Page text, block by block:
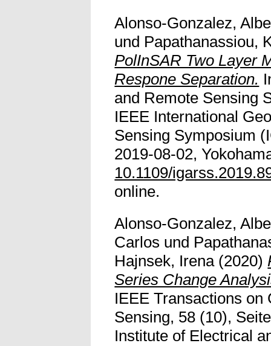
Alonso-Gonzalez,
und Papathanassiou,
PolInSAR Two Layer
Respone Separation.
and Remote Sensing
IEEE International
Sensing Symposium
2019-08-02,
10.1109/
online.
Alonso-Gonzalez,
Carlos und
Hajnsek, Irena(2020)
Series Change
IEEE Transactions on
Sensing, 58 (10),
Institute of Electrical